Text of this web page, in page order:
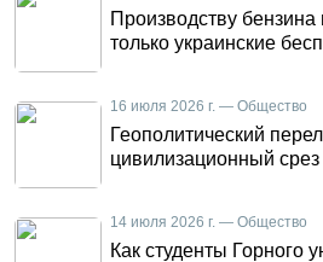
Производству
только украинские
16 июля 2026 г. — Общество
Геополитический
цивилизационный срез
14 июля 2026 г. — Общество
Как студенты Горного